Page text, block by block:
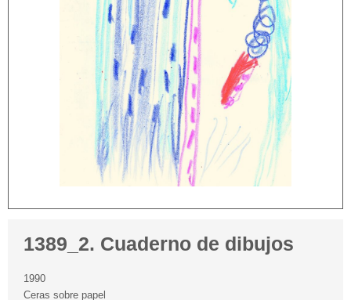
1389_2. Cuaderno de dibujos
1990
Ceras sobre papel